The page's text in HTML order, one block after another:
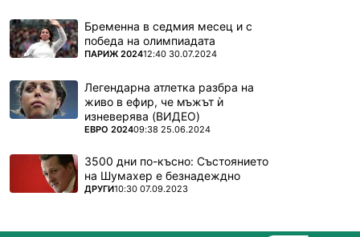
Бременна в седмия месец и с
победа на олимпиадата
ПОВЕЧЕ ОТ
ПАРИЖ 202412:40 30.07.2024
Легендарна атлетка разбра на
живо в ефир, че мъжът ѝ
изневерява (ВИДЕО)
ПОВЕЧЕ ОТ
ЕВРО 202409:38 25.06.2024
3500 дни по-късно: Състоянието
на Шумахер е безнадеждно
ПОВЕЧЕ ОТ
ДРУГИ10:30 07.09.2023